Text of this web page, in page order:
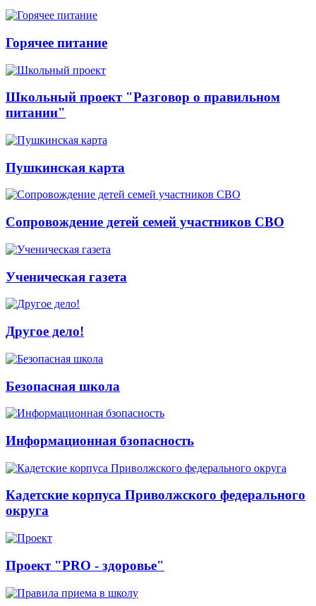
Горячее питание
Школьный проект "Разговор о правильном
питании"
Пушкинская карта
Сопровождение детей семей участников СВО
Ученическая газета
Другое дело!
Безопасная школа
Информационная бзопасность
Кадетские корпуса Приволжского федерального
округа
Проект "PRO - здоровье"